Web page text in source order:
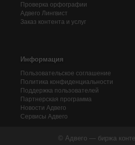
Проверка орфографии
Адвего Лингвист
Заказ контента и услуг
Информация
Пользовательское соглашение
Политика конфиденциальности
Поддержка пользователей
Партнерская программа
Новости Адвего
Сервисы Адвего
© Адвего — биржа